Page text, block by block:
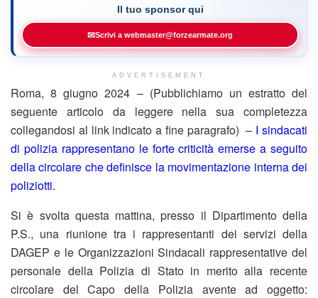
Il tuo sponsor qui
✉Scrivi a webmaster@forzearmate.org
ADVERTISEMENT
Roma, 8 giugno 2024 – (Pubblichiamo un estratto del
seguente articolo da leggere nella sua completezza
collegandosi al link indicato a fine paragrafo) – I sindacati
di polizia rappresentano le forte criticità emerse a seguito
della circolare che definisce la movimentazione interna dei
poliziotti.
Si è svolta questa mattina, presso il Dipartimento della
P.S., una riunione tra i rappresentanti dei servizi della
DAGEP e le Organizzazioni Sindacali rappresentative del
personale della Polizia di Stato in merito alla recente
circolare del Capo della Polizia avente ad oggetto: